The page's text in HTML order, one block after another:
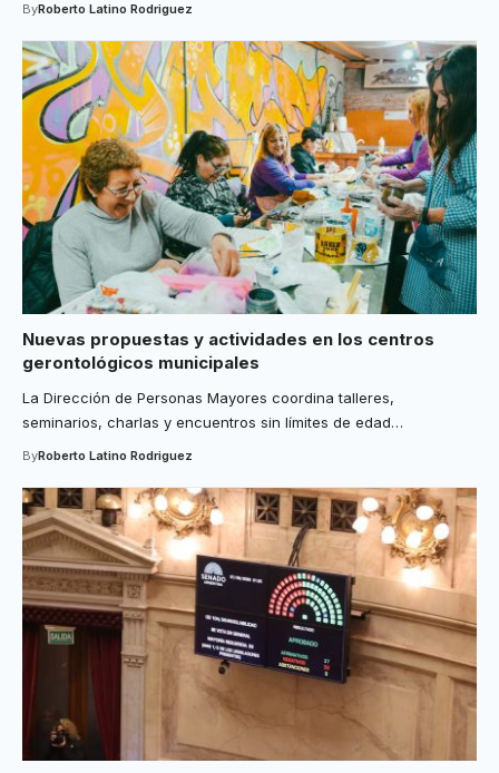
ByRoberto Latino Rodriguez
Nuevas propuestas y actividades en los centros
gerontológicos municipales
La Dirección de Personas Mayores coordina talleres,
seminarios, charlas y encuentros sin límites de edad…
ByRoberto Latino Rodriguez